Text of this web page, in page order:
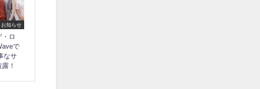
お知らせ
・ロ
で
なサ
！